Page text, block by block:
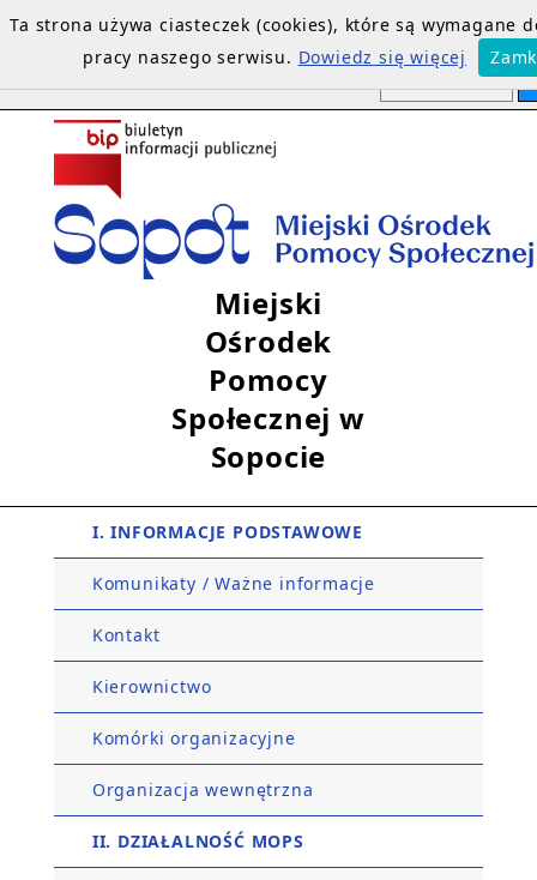
Miejski
Ośrodek
Pomocy
Społecznej w
Sopocie
I. INFORMACJE PODSTAWOWE
Komunikaty / Ważne informacje
Kontakt
Kierownictwo
Komórki organizacyjne
Organizacja wewnętrzna
II. DZIAŁALNOŚĆ MOPS
Ta strona używa ciasteczek (cookies), które są wymagane
pracy naszego serwisu. Dowiedz się więcej